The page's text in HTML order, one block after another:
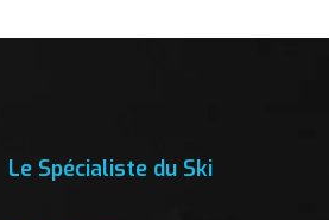
Le Spécialiste du Ski